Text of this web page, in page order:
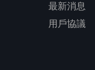
最新消息
用戶協議